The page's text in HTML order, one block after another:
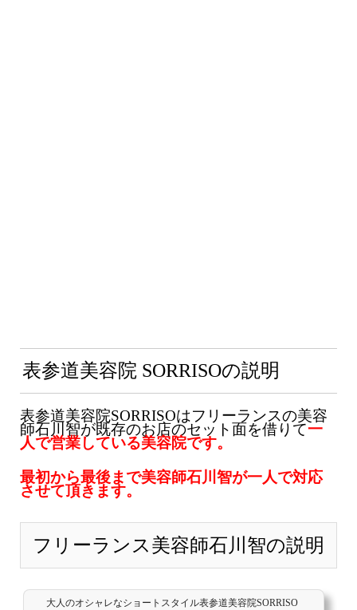
表参道美容院 SORRISOの説明
表参道美容院SORRISOはフリーランスの美容
師石川智が既存のお店のセット面を借りて一
人で営業している美容院です。
最初から最後まで美容師石川智が一人で対応
させて頂きます。
フリーランス美容師石川智の説明
大人のオシャレなショートスタイル表参道美容院SORRISO